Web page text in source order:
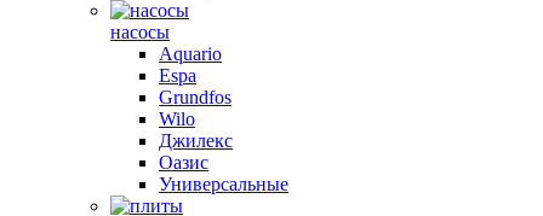
насосы
Aquario
Espa
Grundfos
Wilo
Джилекс
Оазис
Универсальные